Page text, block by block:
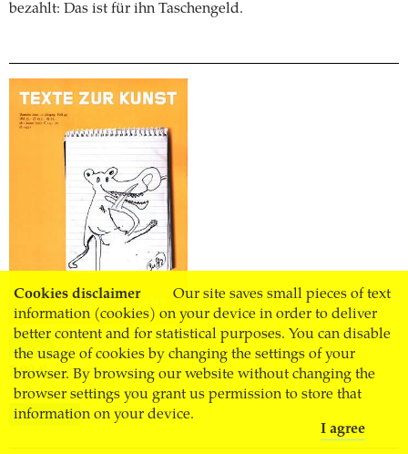
Cookies disclaimer
Our site saves small pieces of text
information (cookies) on your device in order to deliver
better content and for statistical purposes. You can disable
the usage of cookies by changing the settings of your
browser. By browsing our website without changing the
browser settings you grant us permission to store that
information on your device.
I agree
bezahlt: Das ist für ihn Taschengeld.
Order
7.00 €
Subscribe